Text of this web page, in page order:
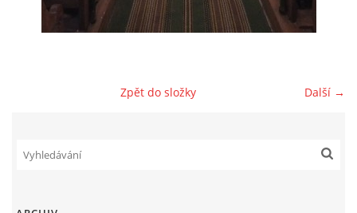
Další →
Zpět do složky